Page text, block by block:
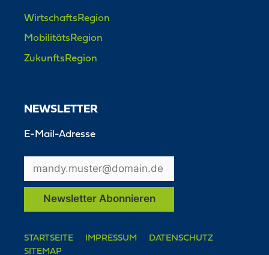
WirtschaftsRegion
MobilitätsRegion
ZukunftsRegion
NEWSLETTER
E-Mail-Adresse
STARTSEITE IMPRESSUM
DATENSCHUTZ
SITEMAP